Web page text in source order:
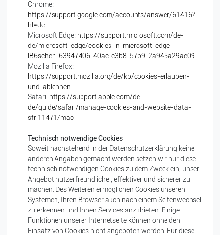
Chrome:
https://support.google.com/accounts/answer/61416?
hl=de
Microsoft Edge: https://support.microsoft.com/de-
de/microsoft-edge/cookies-in-microsoft-edge-
lB6schen-63947406-40ac-c3b8-57b9-2a946a29ae09
Mozilla Firefox:
https://support.mozilla.org/de/kb/cookies-erlauben-
und-ablehnen
Safari: https://support.apple.com/de-
de/guide/safari/manage-cookies-and-website-data-
sfri11471/mac
Technisch notwendige Cookies
Soweit nachstehend in der Datenschutzerklärung keine
anderen Angaben gemacht werden setzen wir nur diese
technisch notwendigen Cookies zu dem Zweck ein, unser
Angebot nutzerfreundlicher, effektiver und sicherer zu
machen. Des Weiteren ermöglichen Cookies unseren
Systemen, Ihren Browser auch nach einem Seitenwechsel
zu erkennen und Ihnen Services anzubieten. Einige
Funktionen unserer Internetseite können ohne den
Einsatz von Cookies nicht angeboten werden. Für diese